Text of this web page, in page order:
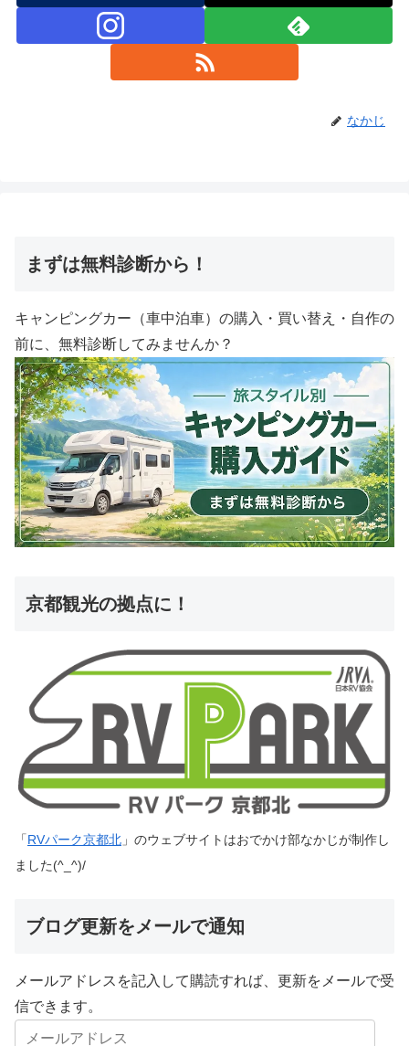
なかじ
まずは無料診断から！
キャンピングカー（車中泊車）の購入・買い替え・自作の
前に、無料診断してみませんか？
京都観光の拠点に！
「RVパーク京都北 」のウェブサイトはおでかけ部なかじが制作し
ました(^_^)/
ブログ更新をメールで通知
メールアドレスを記入して購読すれば、更新をメールで受
信できます。